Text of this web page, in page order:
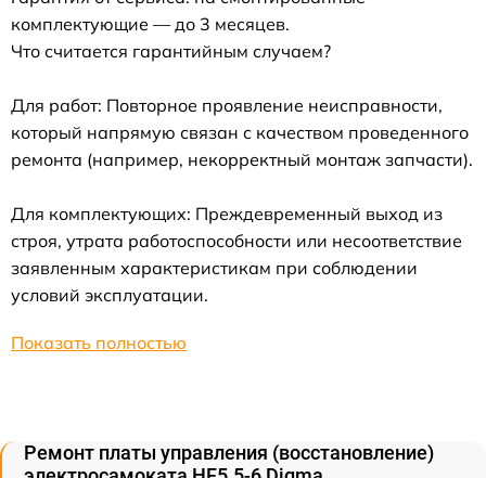
комплектующие — до 3 месяцев.
Что считается гарантийным случаем?
Для работ: Повторное проявление неисправности,
который напрямую связан с качеством проведенного
ремонта (например, некорректный монтаж запчасти).
Для комплектующих: Преждевременный выход из
строя, утрата работоспособности или несоответствие
заявленным характеристикам при соблюдении
условий эксплуатации.
Показать полностью
Ремонт платы управления (восстановление)